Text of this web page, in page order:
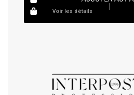
Voir les détails